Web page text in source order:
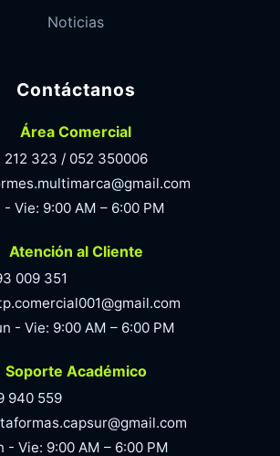
Noticias
Contáctanos
Área Comercial
212 323 / 052 350006
- Vie: 9:00 AM – 6:00 PM
Atención al Cliente
009 351
- Vie: 9:00 AM – 6:00 PM
Soporte Académico
940 559
- Vie: 9:00 AM – 6:00 PM